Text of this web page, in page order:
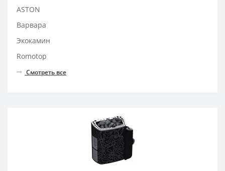
ASTON
Варвара
Экокамин
Romotop
Смотреть все